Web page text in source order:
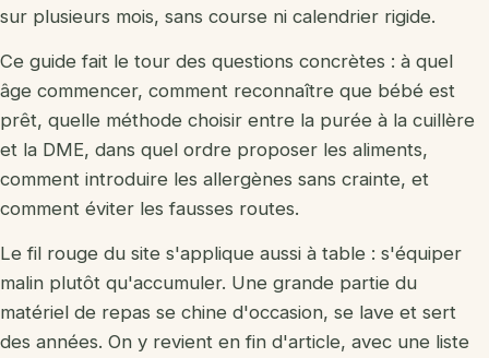
Jouets Montessori
Tapis d'éveil
Doudou
Quel jouet par âge
Vêtements d'occasion
Matériel d'occasion
Siège auto occasion
sur plusieurs mois, sans course ni calendrier rigide.
Ce guide fait le tour des questions concrètes : à quel
âge commencer, comment reconnaître que bébé est
prêt, quelle méthode choisir entre la purée à la cuillère
et la DME, dans quel ordre proposer les aliments,
comment introduire les allergènes sans crainte, et
comment éviter les fausses routes.
Le fil rouge du site s'applique aussi à table : s'équiper
malin plutôt qu'accumuler. Une grande partie du
matériel de repas se chine d'occasion, se lave et sert
des années. On y revient en fin d'article, avec une liste